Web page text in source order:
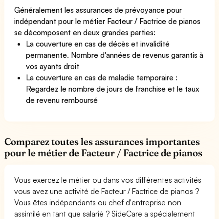
Généralement les assurances de prévoyance pour
indépendant pour le métier Facteur / Factrice de pianos
se décomposent en deux grandes parties:
La couverture en cas de décès et invalidité
permanente. Nombre d'années de revenus garantis à
vos ayants droit
La couverture en cas de maladie temporaire :
Regardez le nombre de jours de franchise et le taux
de revenu remboursé
Comparez toutes les assurances importantes
pour le métier de Facteur / Factrice de pianos
Vous exercez le métier ou dans vos différentes activités
vous avez une activité de Facteur / Factrice de pianos ?
Vous êtes indépendants ou chef d'entreprise non
assimilé en tant que salarié ? SideCare a spécialement